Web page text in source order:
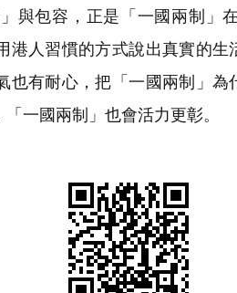
與包容，正是「一國兩制」
港人習慣的方式說出真實的
也有耐心，把「一國兩制」
一國兩制」也會活力更彰。